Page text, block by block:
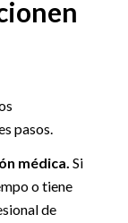
pasos.
médica. Si
o tiene
de